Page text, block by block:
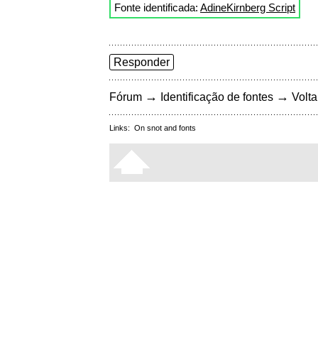
Fonte identificada: AdineKirnberg Script
Responder
Fórum → Identificação de fontes →
Links: On snot and fonts